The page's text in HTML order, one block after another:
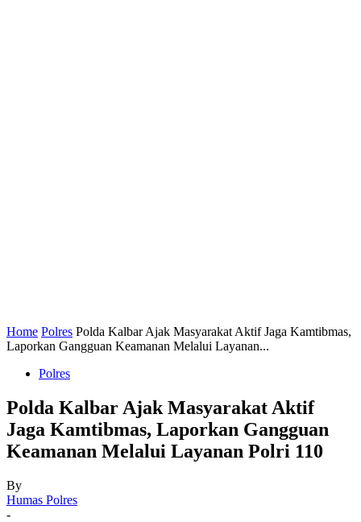
Home Polres Polda Kalbar Ajak Masyarakat Aktif Jaga Kamtibmas,
Laporkan Gangguan Keamanan Melalui Layanan...
Polres
Polda Kalbar Ajak Masyarakat Aktif
Jaga Kamtibmas, Laporkan Gangguan
Keamanan Melalui Layanan Polri 110
By
Humas Polres
-